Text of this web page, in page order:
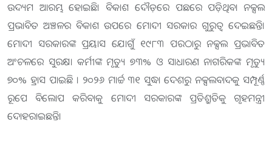
ଉଦ୍ୟମ ଆରମ୍ଭ ହୋଇଛି। ବିକାଶ ଦୌଡ଼ରେ ପଛରେ ପଡ଼ିଥିବା ନକ୍ସଲ
ପ୍ରଭାବିତ ଅଞ୍ଚଳର ବିକାଶ ଉପରେ ମୋଦୀ ସରକାର ଗୁରୁତ୍ୱ ଦେଇଛନ୍ତି।
ମୋଦୀ ସରକାରଙ୍କ ପ୍ରୟାସ ଯୋଗୁଁ ୧୯୮୩ ପରଠାରୁ ନକ୍ସଲ ପ୍ରଭାବିତ
ଅଂଚଳରେ ସୁରକ୍ଷା କର୍ମୀଙ୍କ ମୃତ୍ୟୁ ୭୩% ଓ ସାଧାରଣ ନାଗରିକଙ୍କ ମୃତ୍ୟୁ
୭୦% ହ୍ରାସ ପାଇଛି । ୨୦୨୬ ମାର୍ଚ୍ଚ ୩୧ ସୁଦ୍ଧା ଦେଶରୁ ନକ୍ସଲବାଦକୁ ସମ୍ପୂର୍ଣ୍ଣ
ରୂପେ ବିଲୋପ କରିବାକୁ ମୋଦୀ ସରକାରଙ୍କ ପ୍ରତିଶ୍ରୁତିକୁ ଗୃହମନ୍ତ୍ରୀ
ଦୋହରାଇଛନ୍ତି।